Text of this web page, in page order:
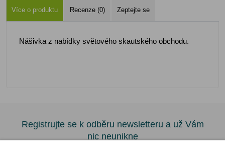
Více o produktu Recenze (0) Zeptejte se
Nášivka z nabídky světového skautského obchodu.
Registrujte se k odběru newsletteru a už Vám
nic neunikne